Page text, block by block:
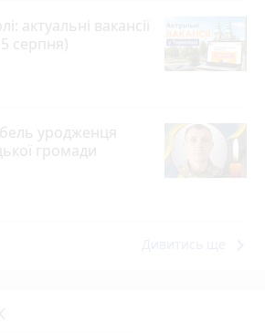
актуальні вакансії
серпня)
уродженця
громади